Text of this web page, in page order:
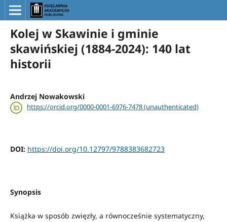
Kolej w Skawinie i gminie
skawińskiej (1884-2024): 140 lat
historii
Andrzej Nowakowski
https://orcid.org/0000-0001-6976-7478 (unauthenticated)
DOI: https://doi.org/10.12797/9788383682723
Synopsis
Książka w sposób zwięzły, a równocześnie systematyczny,